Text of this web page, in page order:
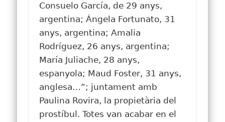
Consuelo García, de 29 anys,
argentina; Ángela Fortunato, 31
anys, argentina; Amalia
Rodríguez, 26 anys, argentina;
María Juliache, 28 anys,
espanyola; Maud Foster, 31 anys,
anglesa…”; juntament amb
Paulina Rovira, la propietària del
prostíbul. Totes van acabar en el